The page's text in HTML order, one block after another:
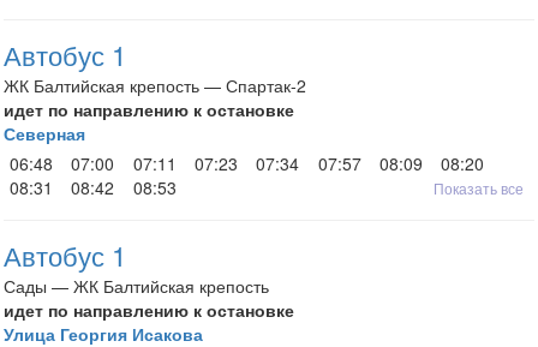
Автобус 1
ЖК Балтийская крепость — Спартак-2
идет по направлению к остановке
Северная
06:48
07:00 07:11 07:23 07:34 07:57 08:09
08:20
08:31
08:42 08:53 Показать все
Автобус 1
Сады — ЖК Балтийская крепость
идет по направлению к остановке
Улица Георгия Исакова